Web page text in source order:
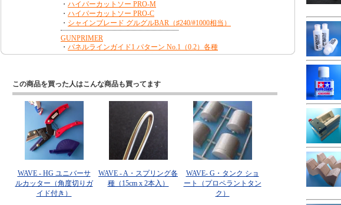
この商品を買った人はこんな商品も買ってます
WAVE - HG ユニバーサ
ルカッター（角度切りガ
イド付き）
WAVE - A・スプリング各
種（15cm x 2本入）
WAVE- G・タンク ショ
ート（プロペラントタン
ク）